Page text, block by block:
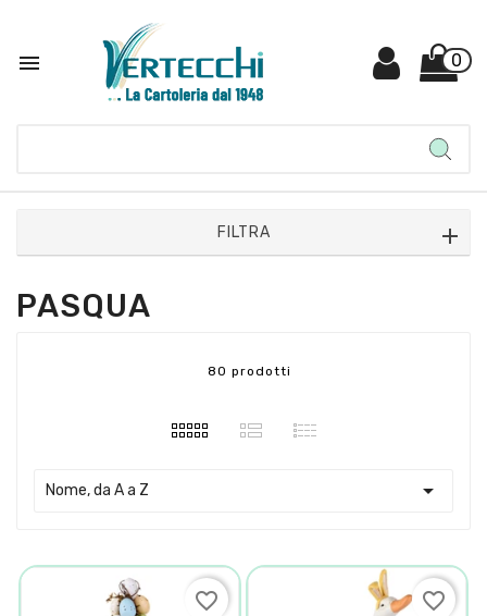
 0
FILTRA
PASQUA
80 prodotti
Nome, da A a Z 
favorite_border favorite_border